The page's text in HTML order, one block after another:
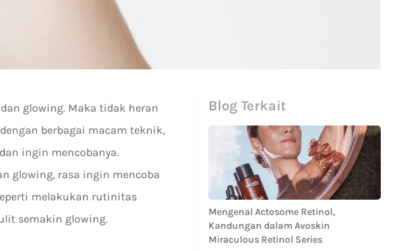
glowing. Maka tidak heran
berbagai macam teknik,
ingin mencobanya.
glowing, rasa ingin mencoba
melakukan rutinitas
semakin glowing.
Blog Terkait
Mengenal Actosome Retinol,
Kandungan dalam Avoskin
Miraculous Retinol Series